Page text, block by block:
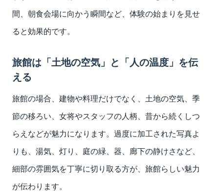
間、朝食会場に向かう瞬間など、体験の始まりを見せ
ると効果的です。
旅館は「土地の空気」と「人の温度」を伝
える
旅館の場合、建物や料理だけでなく、土地の空気、季
節の移ろい、女将やスタッフの人柄、昔から続くしつ
らえなどが魅力になります。過度に加工された写真よ
りも、湯気、灯り、庭の緑、器、廊下の静けさなど、
細部の雰囲気を丁寧に切り取る方が、旅館らしい魅力
が伝わります。